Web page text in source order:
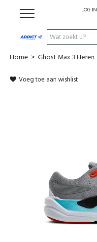
LOG IN
Cadeaubon
Triathlon
Home > Ghost Max 3 Heren
Voeg toe aan wishlist